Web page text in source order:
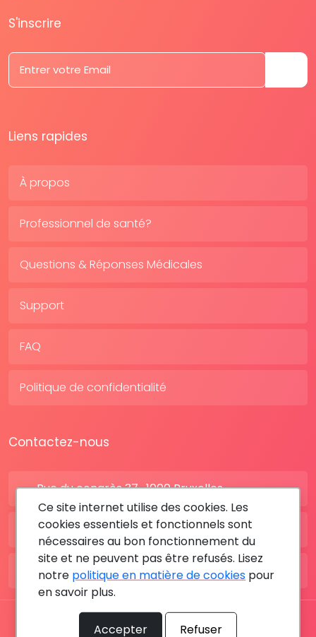
S'inscrire
Liens rapides
À propos
Professionnel de santé?
Questions & Réponses Médicales
Support
FAQ
Politique de confidentialité
Contactez-nous
Rue du congrès 37 , 1000 Bruxelles
BE: +32 28080227
FR: +33 183642895
Tous les droits sont réservés © 2026 RDV MÉDICAL By
Ce site internet utilise des cookies. Les
cookies essentiels et fonctionnels sont
nécessaires au bon fonctionnement du
site et ne peuvent pas être refusés. Lisez
notre politique en matière de cookies pour
en savoir plus.
Accepter Refuser